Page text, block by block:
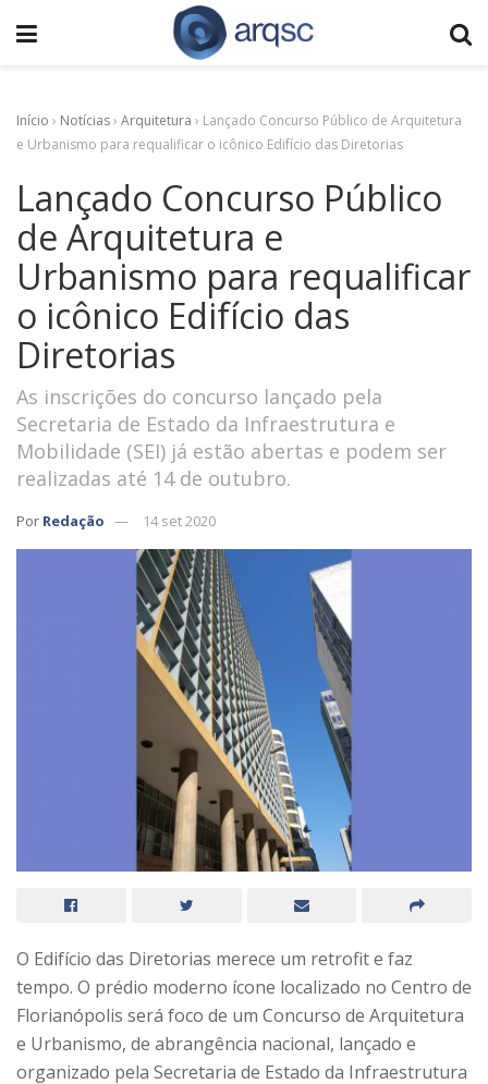
Início › Notícias› Arquitetura › Lançado Concurso Público de Arquitetura
e Urbanismo para requalificar o icônico Edifício das Diretorias
Lançado Concurso Público
de Arquitetura e
Urbanismo para requalificar
o icônico Edifício das
Diretorias
As inscrições do concurso lançado pela
Secretaria de Estado da Infraestrutura e
Mobilidade (SEI) já estão abertas e podem ser
realizadas até 14 de outubro.
Por Redação 14 set 2020
O Edifício das Diretorias merece um retrofit e faz
tempo. O prédio moderno ícone localizado no Centro de
Florianópolis será foco de um Concurso de Arquitetura
e Urbanismo, de abrangência nacional, lançado e
organizado pela Secretaria de Estado da Infraestrutura